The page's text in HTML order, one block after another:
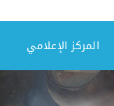
المركز الإعلامي